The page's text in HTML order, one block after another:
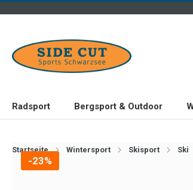
Radsport Bergsport & Outdoor
Startseite Wintersport Skisport Ski
-23%